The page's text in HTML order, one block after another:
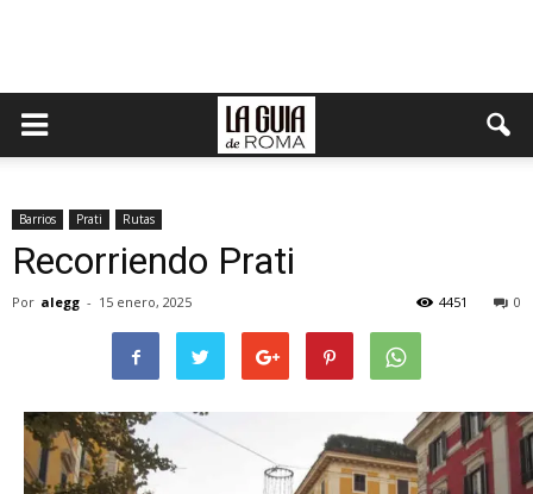
Barrios Prati Rutas
Recorriendo Prati
Por alegg - 15 enero, 2025 0
4451